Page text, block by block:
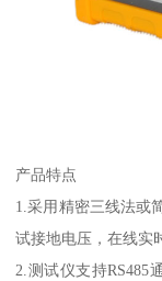
产品特点
1.采用精密三线法或
试接地电压，在线实
2.测试仪支持RS485